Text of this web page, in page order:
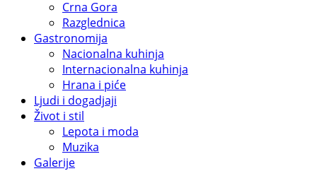
Crna Gora
Razglednica
Gastronomija
Nacionalna kuhinja
Internacionalna kuhinja
Hrana i piće
Ljudi i dogadjaji
Život i stil
Lepota i moda
Muzika
Galerije